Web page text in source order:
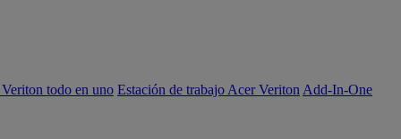
todo en uno Estación de trabajo Acer Veriton Add-In-One